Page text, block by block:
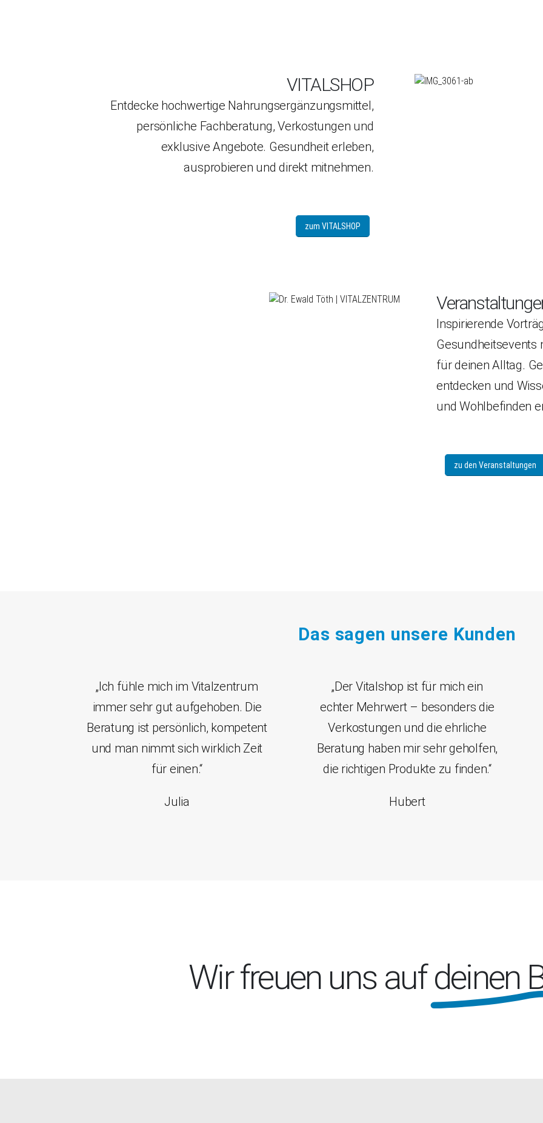
VITALSHOP
Entdecke hochwertige Nahrungsergänzungsmittel,
persönliche Fachberatung, Verkostungen und
exklusive Angebote. Gesundheit erleben,
ausprobieren und direkt mitnehmen.
zum VITALSHOP
Inspirierende
für deinen Alltag.
entdecken und
und Wohlbefinden
zu den Veranstaltungen
Das sagen unsere Kunden
„Ich fühle mich im Vitalzentrum
immer sehr gut aufgehoben. Die
Beratung ist persönlich, kompetent
und man nimmt sich wirklich Zeit
für einen.“
Julia
„Der Vitalshop ist für mich ein
echter Mehrwert – besonders die
Verkostungen und die ehrliche
Beratung haben mir sehr geholfen,
die richtigen Produkte zu finden.“
Hubert
Wir freuen uns aufdeinen